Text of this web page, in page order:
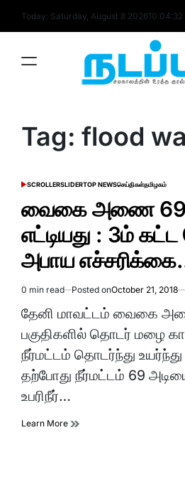
Today: Saturday, August 8 202610:04:32
Tag: flood
POSTED
SCROLLERSLIDERTOP NEWSசெய்திகள்தமிழகம்
வைகை அணை 69
எட்டியது : 3ம்
அபாய
Estimated
read
time
0 min read Posted onOctober 21, 2018
தேனி மாவட்டம் வைகை அணை
பகுதிகளில் தொடர் மழை
நீர்மட்டம் தொடர்ந்து உயர்ந்து
தற்போது நீர்மட்டம் 69
உபரிநீர்…
Learn More